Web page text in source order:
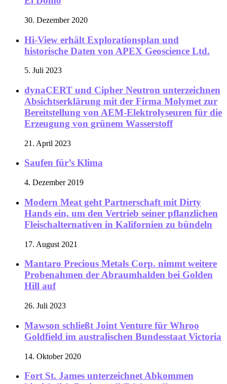
30. Dezember 2020
Hi-View erhält Explorationsplan und
historische Daten von APEX Geoscience Ltd.
5. Juli 2023
dynaCERT und Cipher Neutron unterzeichnen
Absichtserklärung mit der Firma Molymet zur
Bereitstellung von AEM-Elektrolyseuren für die
Erzeugung von grünem Wasserstoff
21. April 2023
Saufen für’s Klima
4. Dezember 2019
Modern Meat geht Partnerschaft mit Dirty
Hands ein, um den Vertrieb seiner pflanzlichen
Fleischalternativen in Kalifornien zu bündeln
17. August 2021
Mantaro Precious Metals Corp. nimmt weitere
Probenahmen der Abraumhalden bei Golden
Hill auf
26. Juli 2023
Mawson schließt Joint Venture für Whroo
Goldfield im australischen Bundesstaat Victoria
14. Oktober 2020
Fort St. James unterzeichnet Abkommen